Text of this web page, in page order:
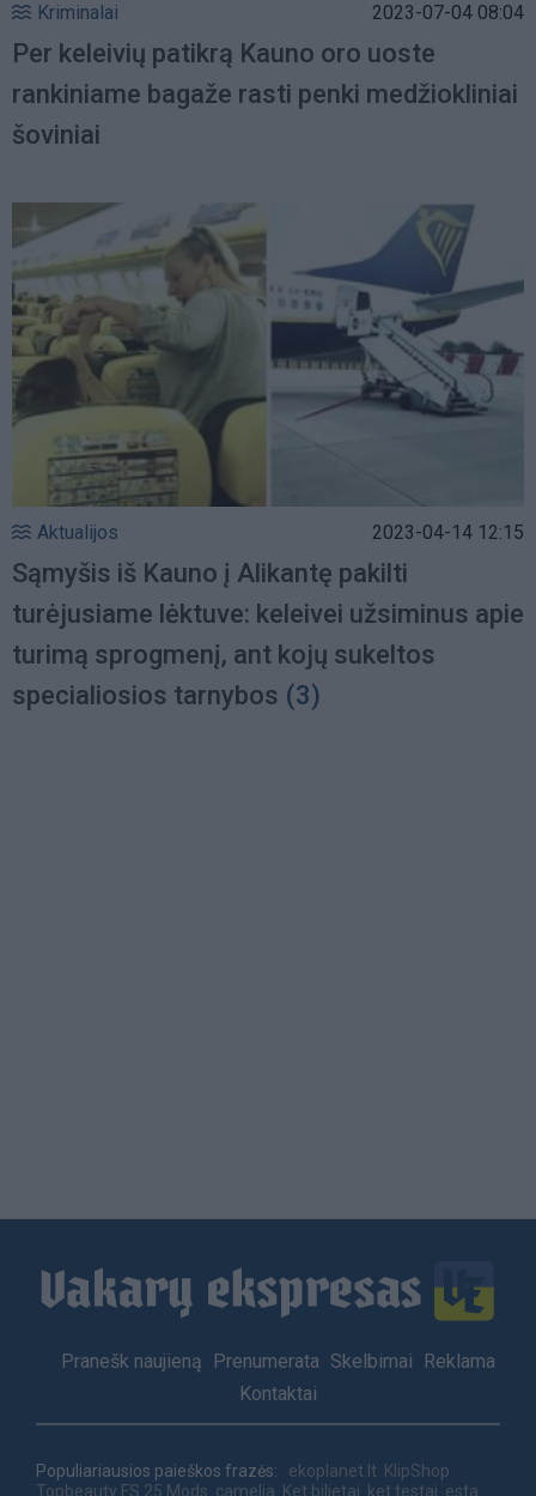
Kriminalai 2023-07-04 08:04
Per keleivių patikrą Kauno oro uoste
rankiniame bagaže rasti penki medžiokliniai
šoviniai
Aktualijos 2023-04-14 12:15
Sąmyšis iš Kauno į Alikantę pakilti
turėjusiame lėktuve: keleivei užsiminus apie
turimą sprogmenį, ant kojų sukeltos
specialiosios tarnybos (3)
Footer
Pranešk naujieną Prenumerata Skelbimai
Reklama
Kontaktai
Populiariausios paieškos frazės: ekoplanet.lt KlipShop
Topbeauty FS 25 Mods camelia Ket bilietai ket testai esta